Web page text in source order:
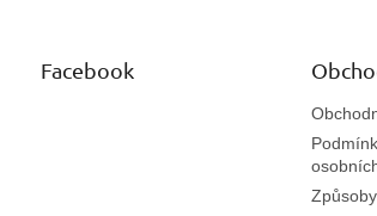
Facebook